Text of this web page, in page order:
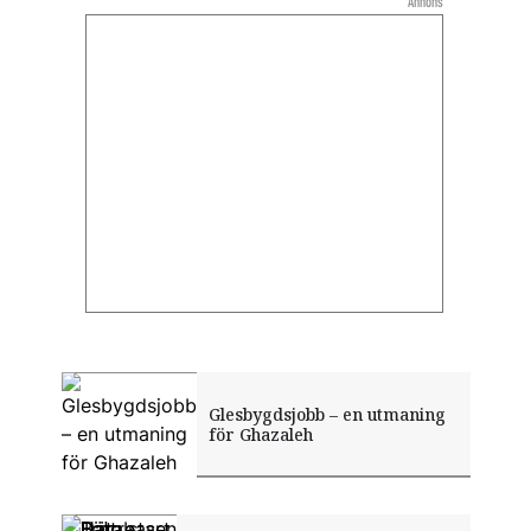
Glesbygdsjobb – en utmaning
för Ghazaleh